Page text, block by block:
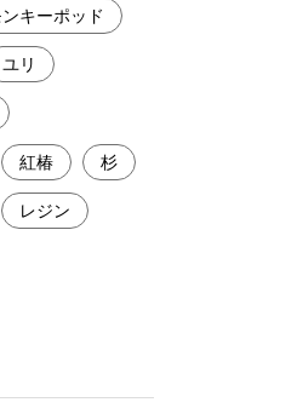
キーポッド
ユリ
紅椿 杉
レジン